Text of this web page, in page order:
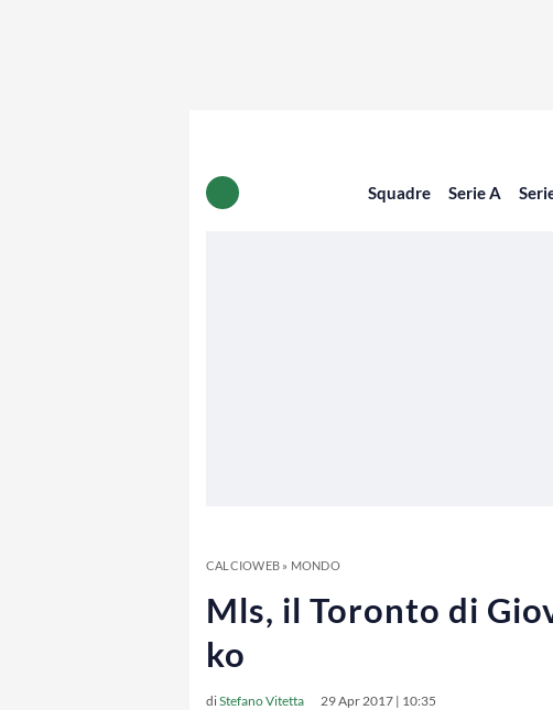
Squadre Serie A
CALCIOWEB» MONDO
Mls, il Toronto di
ko
diStefano Vitetta 29 Apr 2017 | 10:35